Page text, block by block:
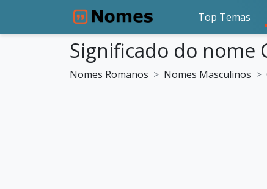
Top Temas
Significado do nome
Nomes Romanos Nomes Masculinos